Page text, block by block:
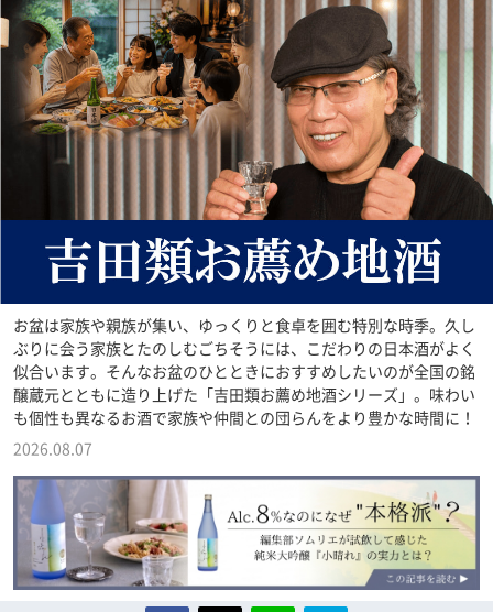
お盆は家族や親族が集い、ゆっくりと食卓を囲む特別な時季。久し
ぶりに会う家族とたのしむごちそうには、こだわりの日本酒がよく
似合います。そんなお盆のひとときにおすすめしたいのが全国の銘
醸蔵元とともに造り上げた「吉田類お薦め地酒シリーズ」。味わい
も個性も異なるお酒で家族や仲間との団らんをより豊かな時間に！
2026.08.07